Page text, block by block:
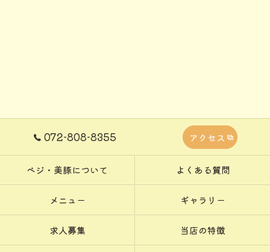
072-808-8355 アクセス
ベジ・美豚について よくある質問
メニュー ギャラリー
求人募集 当店の特徴